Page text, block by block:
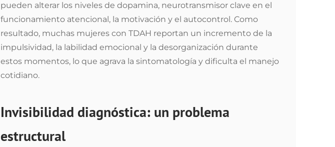
pueden alterar los niveles de dopamina, neurotransmisor clave en el
funcionamiento atencional, la motivación y el autocontrol. Como
resultado, muchas mujeres con TDAH reportan un incremento de la
impulsividad, la labilidad emocional y la desorganización durante
estos momentos, lo que agrava la sintomatología y dificulta el manejo
cotidiano.
Invisibilidad diagnóstica: un problema
estructural